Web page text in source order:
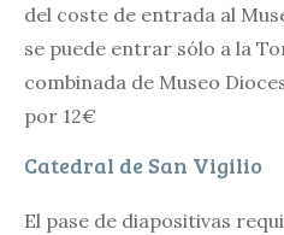
del coste de entrada al
se puede entrar sólo a la
combinada de Museo
por 12€
Catedral de San Vigilio
El pase de diapositivas